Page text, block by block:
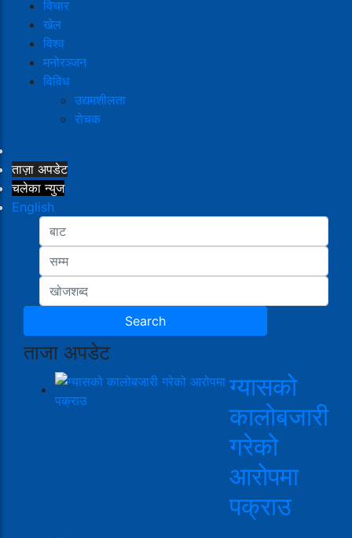
विचार
खेल
विश्व
मनोरञ्जन
विविध
उद्यमशीलता
रोचक
ताज़ा अपडेट
चलेका न्युज
English
ताजा अपडेट
ग्यासको
कालोबजारी
गरेको
आरोपमा
पक्राउ